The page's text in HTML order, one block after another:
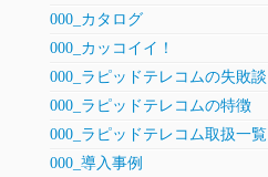
000_カタログ
000_カッコイイ！
000_ラピッドテレコムの失敗談
000_ラピッドテレコムの特徴
000_ラピッドテレコム取扱一覧
000_導入事例